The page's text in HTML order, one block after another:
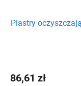
Plastry
86,61 zł